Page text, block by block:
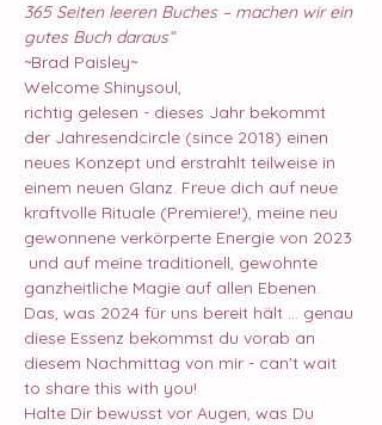
365 Seiten leeren Buches – machen wir ein
gutes Buch daraus“
~Brad Paisley~
Welcome Shinysoul,
richtig gelesen - dieses Jahr bekommt
der Jahresendcircle (since 2018) einen
neues Konzept und erstrahlt teilweise in
einem neuen Glanz. Freue dich auf neue
kraftvolle Rituale (Premiere!), meine neu
gewonnene verkörperte Energie von 2023
und auf meine traditionell, gewohnte
ganzheitliche Magie auf allen Ebenen.
Das, was 2024 für uns bereit hält ... genau
diese Essenz bekommst du vorab an
diesem Nachmittag von mir - can't wait
to share this with you!
Halte Dir bewusst vor Augen, was Du